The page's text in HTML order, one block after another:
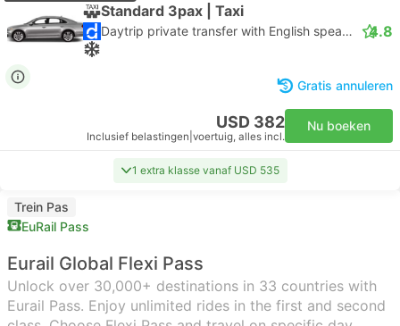
Standard 3pax | Taxi
Daytrip private transfer with English speaking driver 4.8
Gratis annuleren
USD 382
Inclusief belastingen voertuig, alles incl.
Nu boeken
1 extra klasse vanaf USD 535
Trein Pas
EuRail Pass
Eurail Global Flexi Pass
Unlock over 30,000+ destinations in 33 countries with
Eurail Pass. Enjoy unlimited rides in the first and second